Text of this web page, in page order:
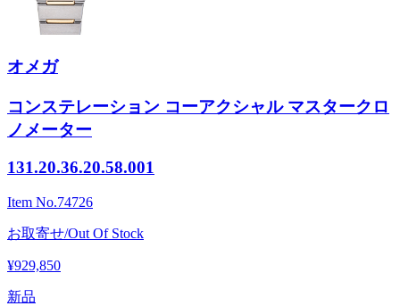
オメガ
コンステレーション コーアクシャル マスタークロ
ノメーター
131.20.36.20.58.001
Item No.74726
お取寄せ/Out Of Stock
¥929,850
新品